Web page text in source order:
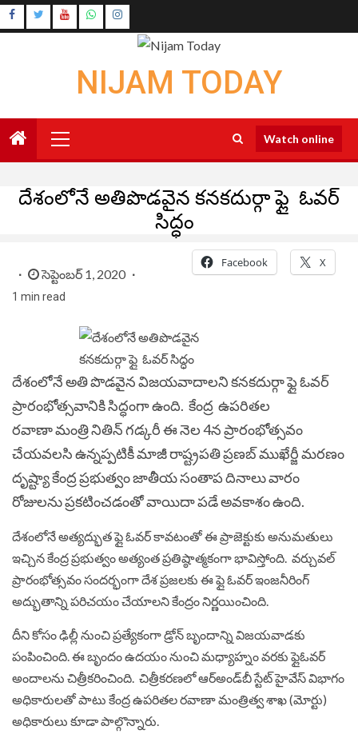
Skip
to
Instagram
NIJAM TODAY
Menu
Watch online
దేశంలోనే అతిపొడవైన కనకదుర్గా ఫ్లై ఓవర్‌
సిద్ధం
సెప్టెంబర్ 1, 2020
1 min read
Facebook X
దేశంలోనే అతి పొడవైన విజయవాదాలని కనకదుర్గా ఫ్లై ఓవర్
ప్రారంభోత్సవానికి సిద్ధంగా ఉంది. కేంద్ర ఉపరితల
రవాణా మంత్రి నితిన్ గడ్కరీ ఈ నెల 4న ప్రారంభోత్సవం
చేయవలసి ఉన్నప్పటికీ మాజీ రాష్ట్రపతి ప్రణబ్ ముఖేర్జీ మరణం
దృష్ట్యా కేంద్ర ప్రభుత్వం జాతీయ సంతాప దినాలు వారం
రోజులను ప్రకటించడంతో వాయిదా పడే అవకాశం ఉంది.
దేశంలోనే అత్యద్భుత ఫ్లై ఓవర్‌ కావటంతో ఈ ప్రాజెక్టుకు అనుమతులు
ఇచ్చిన కేంద్ర ప్రభుత్వం అత్యంత ప్రతిష్ఠాత్మకంగా భావిస్తోంది. వర్చువల్‌
ప్రారంభోత్సవం సందర్భంగా దేశ ప్రజలకు ఈ ఫ్లై ఓవర్‌ ఇంజనీరింగ్‌
అద్భుతాన్ని పరిచయం చేయాలని కేంద్రం నిర్ణయించింది.
దీని కోసం ఢిల్లీ నుంచి ప్రత్యేకంగా డ్రోన్‌ బృందాన్ని విజయవాడకు
పంపించింది. ఈ బృందం ఉదయం నుంచి మధ్యాహ్నం వరకు ఫ్లైఓవర్‌
అందాలను చిత్రీకరించింది. చిత్రీకరణలో ఆర్‌అండ్‌బీ స్టేట్‌ హైవేస్‌ విభాగం
అధికారులతో పాటు కేంద్ర ఉపరితల రవాణా మంత్రిత్వ శాఖ (మోర్టు)
అధికారులు కూడా పాల్గొన్నారు.